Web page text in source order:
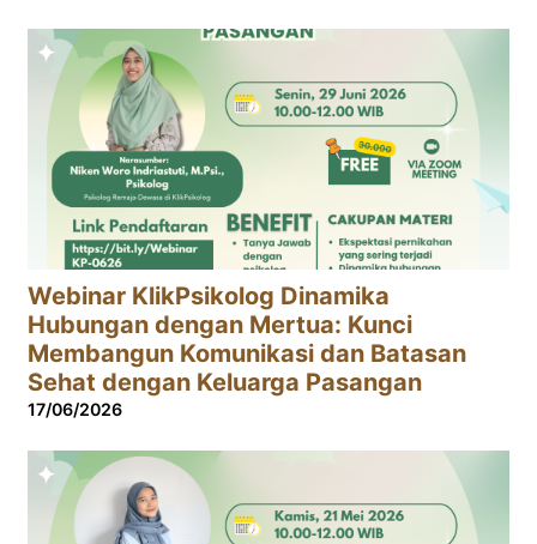
Webinar KlikPsikolog Dinamika
Hubungan dengan Mertua: Kunci
Membangun Komunikasi dan Batasan
Sehat dengan Keluarga Pasangan
17/06/2026